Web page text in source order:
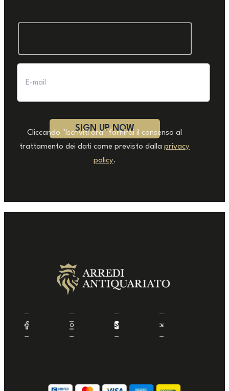
Cliccando "Iscriviti ora" fornirai il consenso al
trattamento dei dati come previsto dallaprivacy
policy.